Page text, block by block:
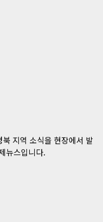
북 지역 소식을 현장에서 발
뉴스입니다.